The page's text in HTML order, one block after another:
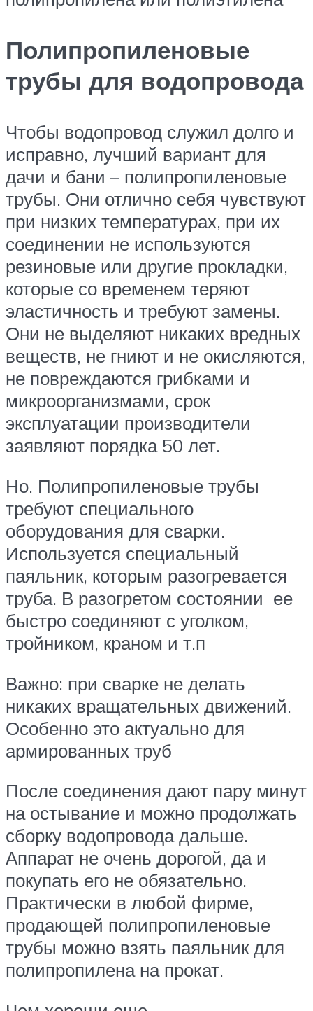
Полипропиленовые
трубы для водопровода
Чтобы водопровод служил долго и
исправно, лучший вариант для
дачи и бани – полипропиленовые
трубы. Они отлично себя чувствуют
при низких температурах, при их
соединении не используются
резиновые или другие прокладки,
которые со временем теряют
эластичность и требуют замены.
Они не выделяют никаких вредных
веществ, не гниют и не окисляются,
не повреждаются грибками и
микроорганизмами, срок
эксплуатации производители
заявляют порядка 50 лет.
Но. Полипропиленовые трубы
требуют специального
оборудования для сварки.
Используется специальный
паяльник, которым разогревается
труба. В разогретом состоянии ее
быстро соединяют с уголком,
тройником, краном и т.п
Важно: при сварке не делать
никаких вращательных движений.
Особенно это актуально для
армированных труб
После соединения дают пару минут
на остывание и можно продолжать
сборку водопровода дальше.
Аппарат не очень дорогой, да и
покупать его не обязательно.
Практически в любой фирме,
продающей полипропиленовые
трубы можно взять паяльник для
полипропилена на прокат.